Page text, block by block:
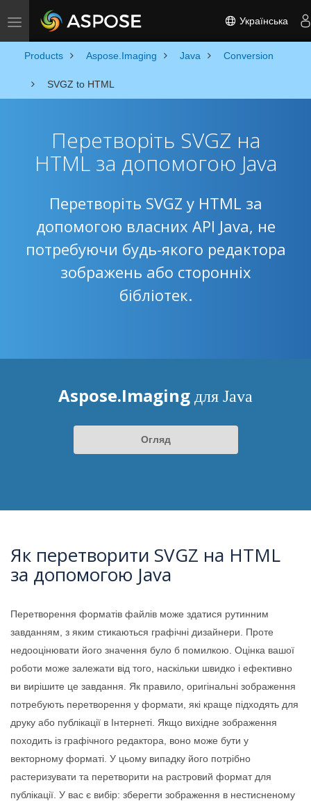
Toggle navigation Українська
Products Aspose.Imaging Java Conversion
SVGZ to HTML
Перетворіть SVGZ на
HTML за допомогою Java
Перетворіть SVGZ у HTML за
допомогою власних API Java, не
потребуючи будь-якого редактора
зображень або сторонніх
бібліотек.
Aspose.Imaging для Java
Огляд
Як перетворити SVGZ на HTML
за допомогою Java
Перетворення форматів файлів може здатися рутинним
завданням, з яким стикаються графічні дизайнери. Проте
недооцінювати його значення було б помилкою. Оцінка вашої
роботи може залежати від того, наскільки швидко і ефективно
ви вирішите це завдання. Як правило, оригінальні зображення
потребують перетворення у формати, які краще підходять для
друку або публікації в Інтернеті. Якщо вихідне зображення
походить із графічного редактора, воно може бути у
векторному форматі. У цьому випадку його потрібно
растеризувати та перетворити на растровий формат для
публікації. У вас є вибір: зберегти зображення в нестисненому